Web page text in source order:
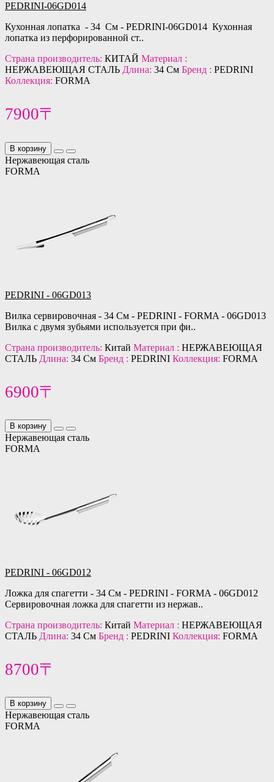
PEDRINI-06GD014
Кухонная лопатка - 34 См - PEDRINI-06GD014 Кухонная
лопатка из перфорированной ст..
Страна производитель: КИТАЙ Материал :
НЕРЖАВЕЮЩАЯ СТАЛЬ Длина: 34 См Бренд : PEDRINI
Коллекция: FORMA
7900〒
В корзину
Нержавеющая сталь
FORMA
PEDRINI - 06GD013
Вилка сервировочная - 34 См - PEDRINI - FORMA - 06GD013
Вилка с двумя зубьями используется при фи..
Страна производитель: Китай Материал : НЕРЖАВЕЮЩАЯ
СТАЛЬ Длина: 34 См Бренд : PEDRINI Коллекция: FORMA
6900〒
В корзину
Нержавеющая сталь
FORMA
PEDRINI - 06GD012
Ложка для спагетти - 34 См - PEDRINI - FORMA - 06GD012
Сервировочная ложка для спагетти из нержав..
Страна производитель: Китай Материал : НЕРЖАВЕЮЩАЯ
СТАЛЬ Длина: 34 См Бренд : PEDRINI Коллекция: FORMA
8700〒
В корзину
Нержавеющая сталь
FORMA